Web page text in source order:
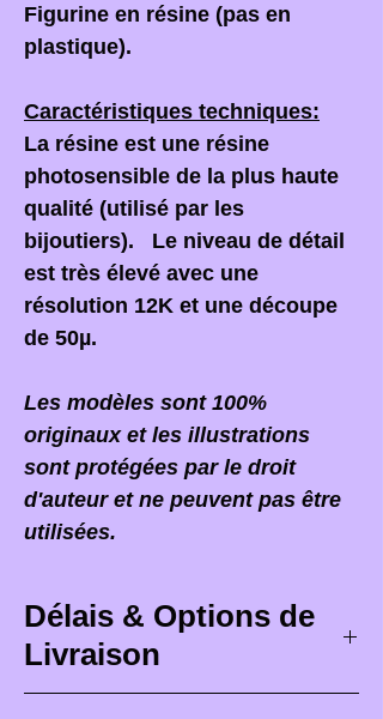
Figurine en résine (pas en
plastique).
Caractéristiques techniques:
La résine est une résine
photosensible de la plus haute
qualité (utilisé par les
bijoutiers). Le niveau de détail
est très élevé avec une
résolution 12K et une découpe
de 50µ.
Les modèles sont 100%
originaux et les illustrations
sont protégées par le droit
d'auteur et ne peuvent pas être
utilisées.
Délais & Options de
Livraison